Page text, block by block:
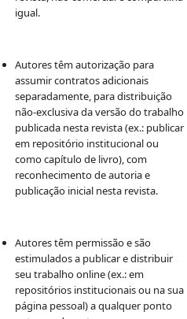
igual.
Autores têm autorização para
assumir contratos adicionais
separadamente, para distribuição
não-exclusiva da versão do trabalho
publicada nesta revista (ex.: publicar
em repositório institucional ou
como capítulo de livro), com
reconhecimento de autoria e
publicação inicial nesta revista.
Autores têm permissão e são
estimulados a publicar e distribuir
seu trabalho online (ex.: em
repositórios institucionais ou na sua
página pessoal) a qualquer ponto